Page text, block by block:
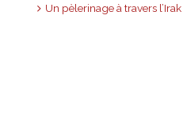
Un pèlerinage à travers l’Irak